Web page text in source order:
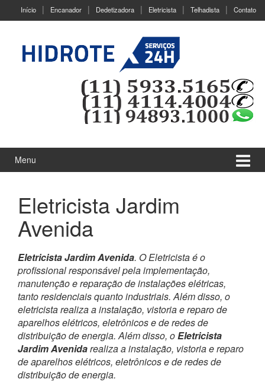
Início Encanador Dedetizadora Eletricista Telhadista Contato
Menu
Eletricista Jardim
Avenida
Eletricista Jardim Avenida. O Eletricista é o
profissional responsável pela implementação,
manutenção e reparação de instalações elétricas,
tanto residenciais quanto industriais. Além disso, o
eletricista realiza a instalação, vistoria e reparo de
aparelhos elétricos, eletrônicos e de redes de
distribuição de energia. Além disso, oEletricista
Jardim Avenidarealiza a instalação, vistoria e reparo
de aparelhos elétricos, eletrônicos e de redes de
distribuição de energia.